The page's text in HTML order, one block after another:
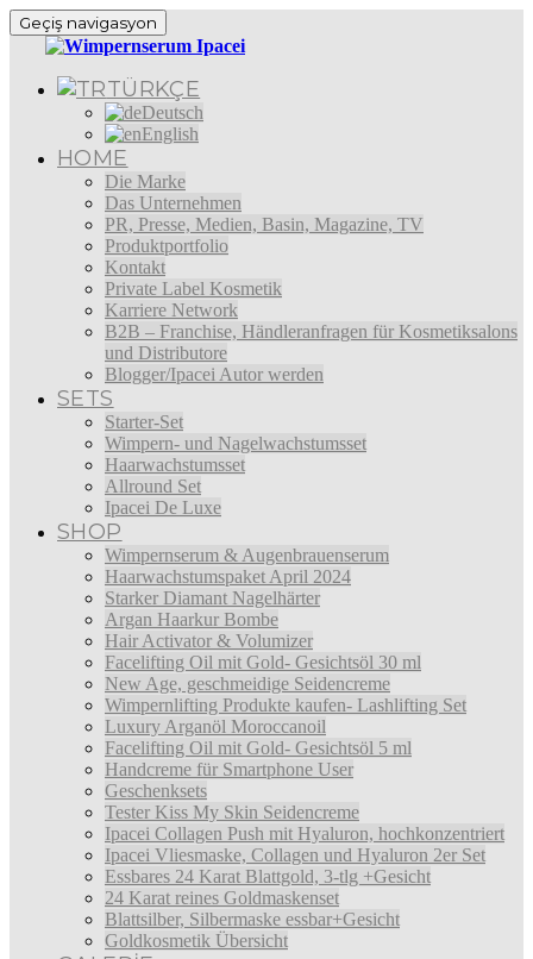
Geçiş navigasyon
TÜRKÇE
Deutsch
English
HOME
Die Marke
Das Unternehmen
PR, Presse, Medien, Basin, Magazine, TV
Produktportfolio
Kontakt
Private Label Kosmetik
Karriere Network
B2B – Franchise, Händleranfragen für Kosmetiksalons
und Distributore
Blogger/Ipacei Autor werden
SETS
Starter-Set
Wimpern- und Nagelwachstumsset
Haarwachstumsset
Allround Set
Ipacei De Luxe
SHOP
Wimpernserum & Augenbrauenserum
Haarwachstumspaket April 2024
Starker Diamant Nagelhärter
Argan Haarkur Bombe
Hair Activator & Volumizer
Facelifting Oil mit Gold- Gesichtsöl 30 ml
New Age, geschmeidige Seidencreme
Wimpernlifting Produkte kaufen- Lashlifting Set
Luxury Arganöl Moroccanoil
Facelifting Oil mit Gold- Gesichtsöl 5 ml
Handcreme für Smartphone User
Geschenksets
Tester Kiss My Skin Seidencreme
Ipacei Collagen Push mit Hyaluron, hochkonzentriert
Ipacei Vliesmaske, Collagen und Hyaluron 2er Set
Essbares 24 Karat Blattgold, 3-tlg +Gesicht
24 Karat reines Goldmaskenset
Blattsilber, Silbermaske essbar+Gesicht
Goldkosmetik Übersicht